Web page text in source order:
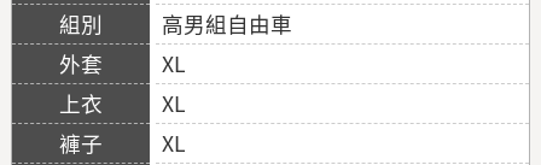
高男組自由車
XL
XL
XL